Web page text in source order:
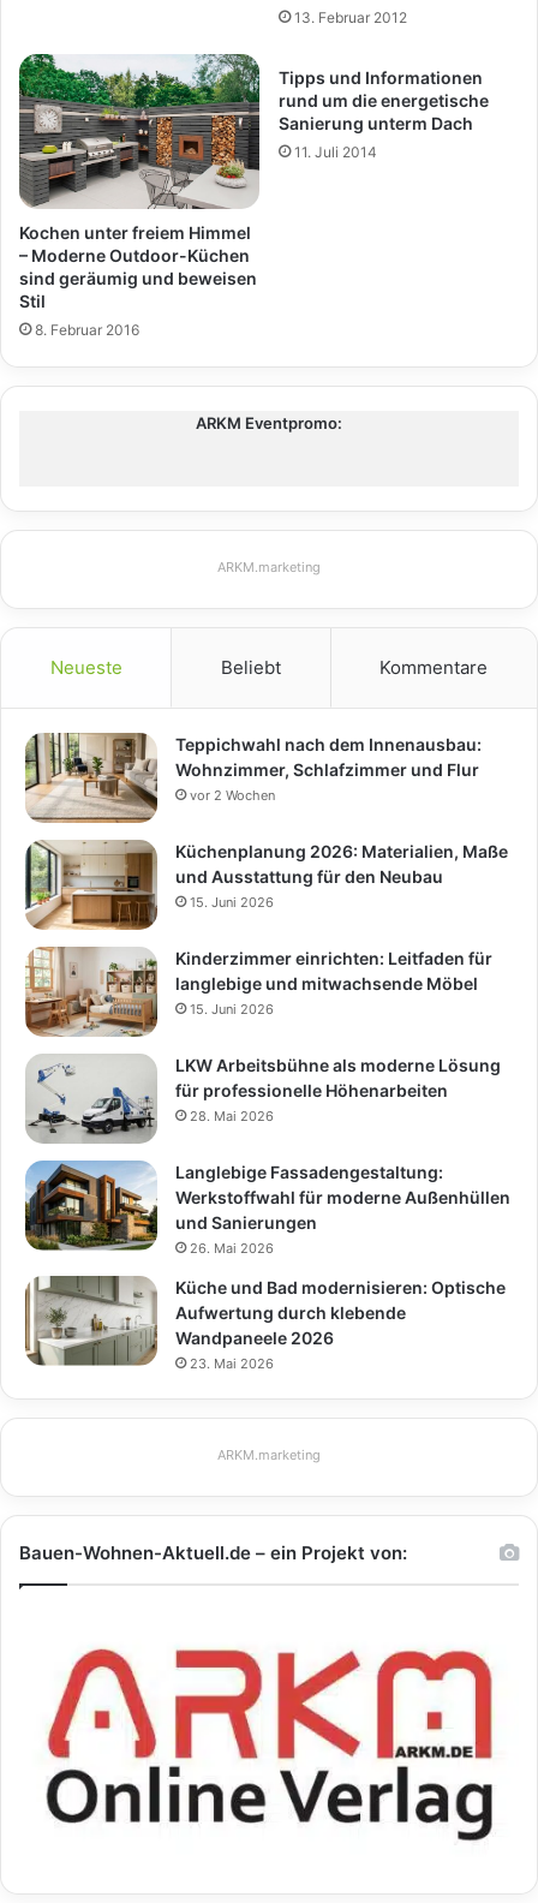
13. Februar 2012
Kochen unter freiem Himmel
– Moderne Outdoor-Küchen
sind geräumig und beweisen
Stil
8. Februar 2016
Tipps und Informationen
rund um die energetische
Sanierung unterm Dach
11. Juli 2014
ARKM Eventpromo:
ARKM.marketing
Neueste Beliebt Kommentare
Teppichwahl nach dem Innenausbau:
Wohnzimmer, Schlafzimmer und Flur
vor 2 Wochen
Küchenplanung 2026: Materialien, Maße
und Ausstattung für den Neubau
15. Juni 2026
Kinderzimmer einrichten: Leitfaden für
langlebige und mitwachsende Möbel
15. Juni 2026
LKW Arbeitsbühne als moderne Lösung
für professionelle Höhenarbeiten
28. Mai 2026
Langlebige Fassadengestaltung:
Werkstoffwahl für moderne Außenhüllen
und Sanierungen
26. Mai 2026
Küche und Bad modernisieren: Optische
Aufwertung durch klebende
Wandpaneele 2026
23. Mai 2026
ARKM.marketing
Bauen-Wohnen-Aktuell.de – ein Projekt von: